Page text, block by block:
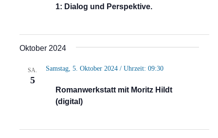
1: Dialog und Perspektive.
Oktober 2024
SA.
5
Romanwerkstatt mit Moritz Hildt
(digital)
Samstag, 5. Oktober 2024 / Uhrzeit: 09:30